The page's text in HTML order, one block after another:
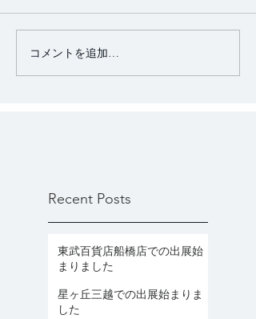
コメントを追加…
Recent Posts
東武百貨店船橋店での出展始
まりました
星ヶ丘三越での出展始まりま
した